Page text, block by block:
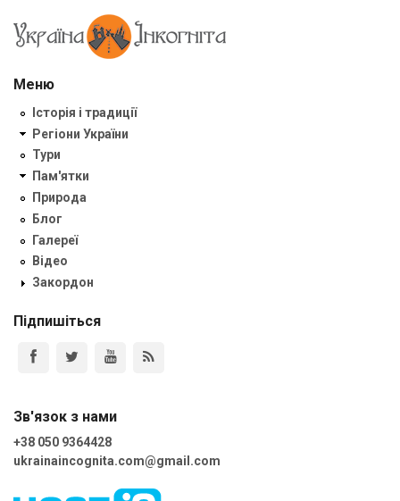
Меню
Історія і традиції
Регіони України
Тури
Пам'ятки
Природа
Блог
Галереї
Відео
Закордон
Підпишіться
Зв'язок з нами
+38 050 9364428
ukrainaincognita.com@gmail.com